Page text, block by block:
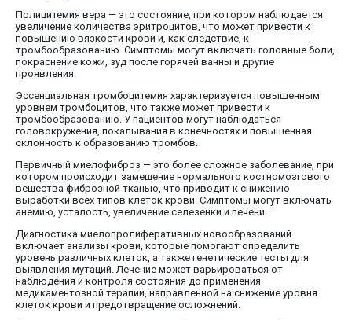
Полицитемия вера — это состояние, при котором наблюдается
увеличение количества эритроцитов, что может привести к
повышению вязкости крови и, как следствие, к
тромбообразованию. Симптомы могут включать головные боли,
покраснение кожи, зуд после горячей ванны и другие
проявления.
Эссенциальная тромбоцитемия характеризуется повышенным
уровнем тромбоцитов, что также может привести к
тромбообразованию. У пациентов могут наблюдаться
головокружения, покалывания в конечностях и повышенная
склонность к образованию тромбов.
Первичный миелофиброз — это более сложное заболевание, при
котором происходит замещение нормального костномозгового
вещества фиброзной тканью, что приводит к снижению
выработки всех типов клеток крови. Симптомы могут включать
анемию, усталость, увеличение селезенки и печени.
Диагностика миелопролиферативных новообразований
включает анализы крови, которые помогают определить
уровень различных клеток, а также генетические тесты для
выявления мутаций. Лечение может варьироваться от
наблюдения и контроля состояния до применения
медикаментозной терапии, направленной на снижение уровня
клеток крови и предотвращение осложнений.